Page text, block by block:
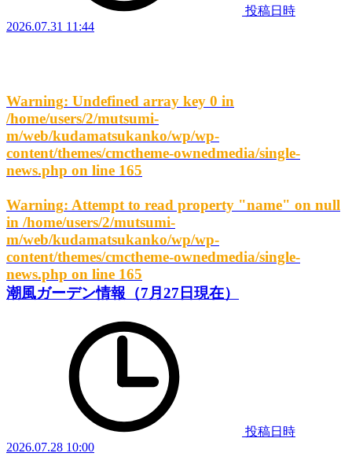
投稿日時
2026.07.31 11:44
Warning: Undefined array key 0 in
/home/users/2/mutsumi-
m/web/kudamatsukanko/wp/wp-
content/themes/cmctheme-ownedmedia/single-
news.php on line 165
Warning: Attempt to read property "name" on null
in /home/users/2/mutsumi-
m/web/kudamatsukanko/wp/wp-
content/themes/cmctheme-ownedmedia/single-
news.php on line 165
潮風ガーデン情報（7月27日現在）
投稿日時
2026.07.28 10:00